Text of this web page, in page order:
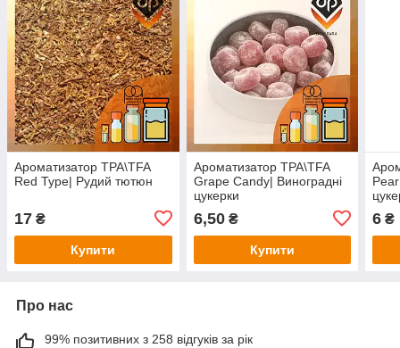
Ароматизатор TPA\TFA
Red Type| Рудий тютюн
17 ₴
Купити
Ароматизатор TPA\TFA
Grape Candy| Виноградні
цукерки
6,50₴
Купити
6 ₴
Про нас
99% позитивних з 258 відгуків за рік